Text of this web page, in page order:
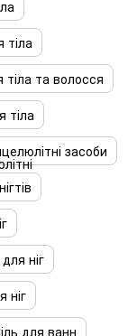
тіла
тіла та волосся
тіла
засоби
ніг
ніг
для ванн